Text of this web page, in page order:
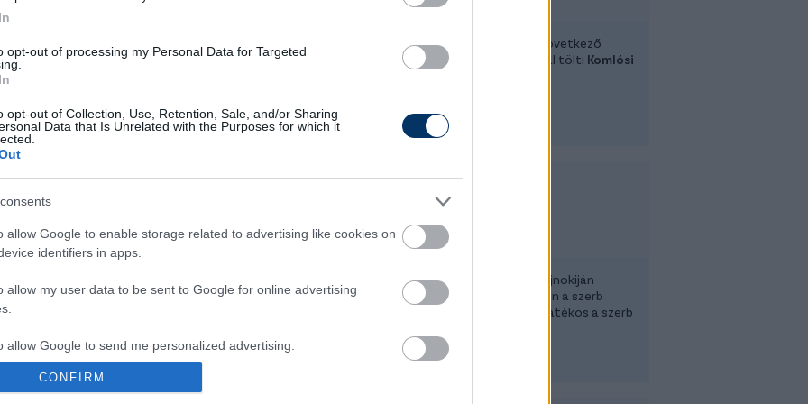
opt-out of processing my Personal Data for Targeted
opt-out of Collection, Use, Retention, Sale, and/or Sharing
Data that Is Unrelated with the Purposes for which it
allow Google to enable storage related to advertising like cookies on
identifiers in apps.
allow my user data to be sent to Google for online advertising
allow Google to send me personalized advertising.
allow Google to enable storage related to analytics like cookies on
CONFIRM
KTE NB II-es meccsen, miután
2026-07-26 17:08 RÉSZLETEK
A DVTK bejelentette, hogy a következő
idényt kölcsönben a Csákvárnál tölti Komlósi
2026-07-26 16:42
a 19
BVSC-Zugló
pályafutását Farkas Balázs, aki kölcsön után
Mihályés Ominger Gergőis.
2026-07-26 09:40
Szeged
Új szélső
A Szeged Tiszakécske elleni bajnokiján
lehetőséget kapott az NB II-ben a szerb
. A 22 éves játékos a szerb
2026-07-26 09:33